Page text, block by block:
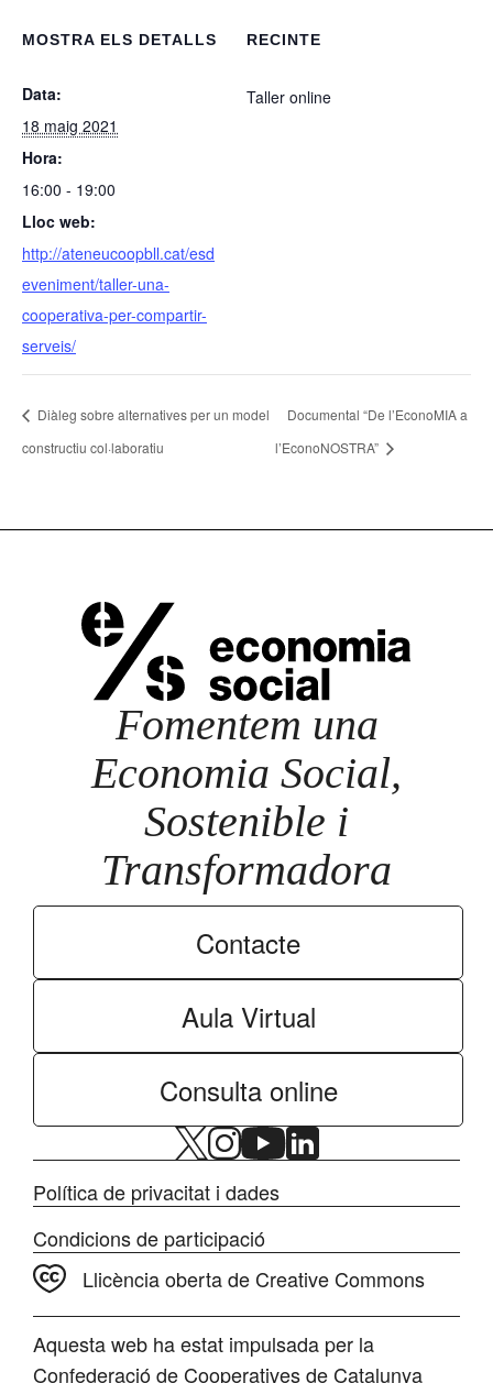
MOSTRA ELS DETALLS
Data:
18 maig 2021
Hora:
16:00 - 19:00
Lloc web:
http://ateneucoopbll.cat/esd
eveniment/taller-una-
cooperativa-per-compartir-
serveis/
RECINTE
Taller online
Diàleg sobre alternatives per un model
constructiu col·laboratiu
Documental “De l’EconoMIA a
l’EconoNOSTRA”
Fomentem una
Economia Social,
Sostenible i
Transformadora
Contacte
Aula Virtual
Consulta online
Política de privacitat i dades
Condicions de participació
Llicència oberta de Creative Commons
Aquesta web ha estat impulsada per la
Confederació de Cooperatives de Catalunya